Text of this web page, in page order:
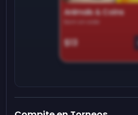
Animals & Coins
Earn on side
$13